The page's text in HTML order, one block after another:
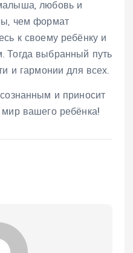
любовь и
чем формат
к своему ребёнку и
Тогда выбранный путь
и гармонии для всех.
и приносит
вашего ребёнка!